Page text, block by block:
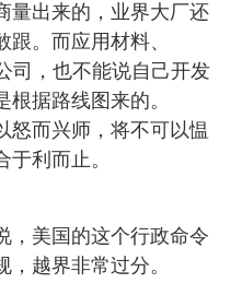
量出来的，业界大厂还
。而应用材料、
司，也不能说自己开发
据路线图来的。
怒而兴师，将不可以愠
利而止。
，美国的这个行政命令
越界非常过分。